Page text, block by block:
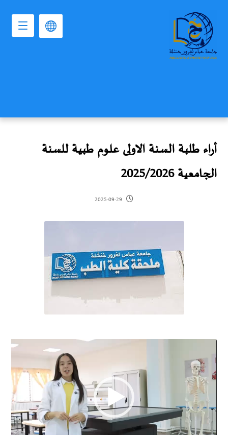
أراء طلبة السنة الاولى علوم طبية للسنة
الجامعية 2025/2026
2025-09-29
الفيديو